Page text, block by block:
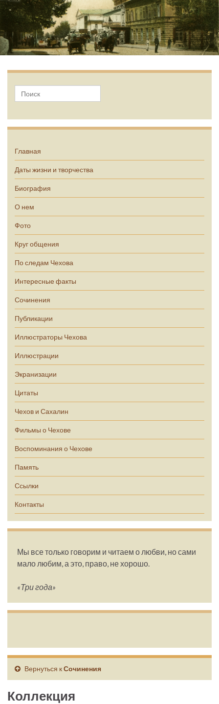
Главная
Даты жизни и творчества
Биография
О нем
Фото
Круг общения
По следам Чехова
Интересные факты
Сочинения
Публикации
Иллюстраторы Чехова
Иллюстрации
Экранизации
Цитаты
Чехов и Сахалин
Фильмы о Чехове
Воспоминания о Чехове
Память
Ссылки
Контакты
Мы все только говорим и читаем о любви, но сами
мало любим, а это, право, не хорошо.
«Три года»
Вернуться кСочинения
Коллекция